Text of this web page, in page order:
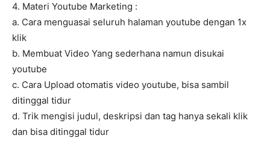
4. Materi Youtube Marketing :
a. Cara menguasai seluruh halaman youtube dengan 1x
klik
b. Membuat Video Yang sederhana namun disukai
youtube
c. Cara Upload otomatis video youtube, bisa sambil
ditinggal tidur
d. Trik mengisi judul, deskripsi dan tag hanya sekali klik
dan bisa ditinggal tidur